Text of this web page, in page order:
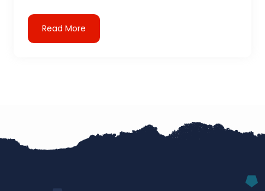
Read More